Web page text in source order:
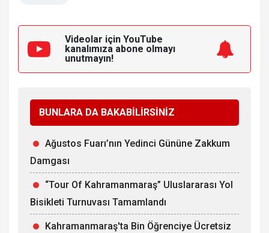
Videolar için YouTube
kanalımıza abone olmayı
unutmayın!
BUNLARA DA BAKABİLİRSİNİZ
Ağustos Fuarı’nın Yedinci Gününe Zakkum
Damgası
“Tour Of Kahramanmaraş” Uluslararası Yol
Bisikleti Turnuvası Tamamlandı
Kahramanmaraş'ta Bin Öğrenciye Ücretsiz